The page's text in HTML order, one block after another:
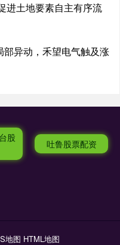
进土地要素自主有序流
异动，禾望电气触及涨
股
吐鲁股票配资
地图 HTML地图